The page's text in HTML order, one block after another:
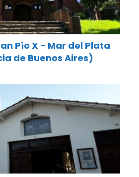
Pío X - Mar del Plata
de Buenos Aires)